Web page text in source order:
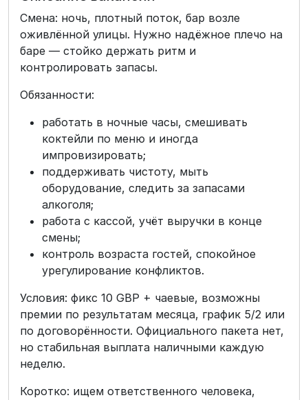
Смена: ночь, плотный поток, бар возле
оживлённой улицы. Нужно надёжное плечо на
баре — стойко держать ритм и
контролировать запасы.
Обязанности:
работать в ночные часы, смешивать
коктейли по меню и иногда
импровизировать;
поддерживать чистоту, мыть
оборудование, следить за запасами
алкоголя;
работа с кассой, учёт выручки в конце
смены;
контроль возраста гостей, спокойное
урегулирование конфликтов.
Условия: фикс 10 GBP + чаевые, возможны
премии по результатам месяца, график 5/2 или
по договорённости. Официального пакета нет,
но стабильная выплата наличными каждую
неделю.
Коротко: ищем ответственного человека,